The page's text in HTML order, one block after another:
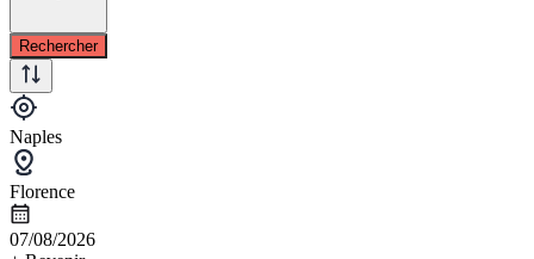
Rechercher
Naples
Florence
07/08/2026